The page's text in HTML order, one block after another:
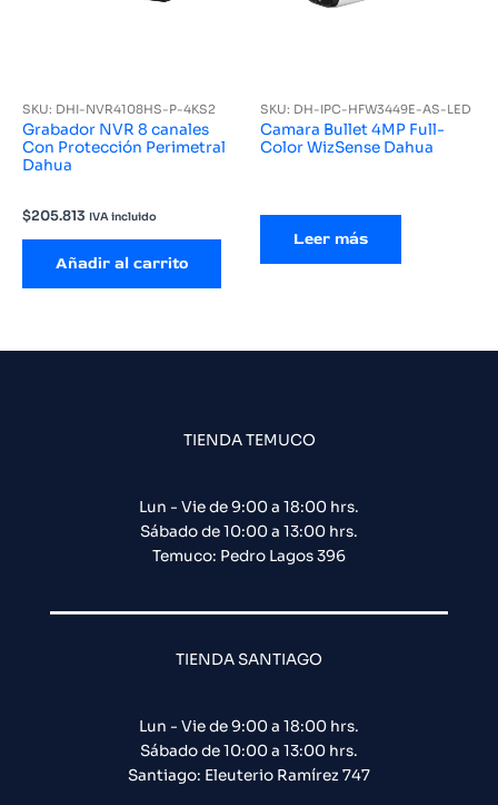
SKU: DHI-NVR4108HS-P-4KS2
Grabador NVR 8 canales
Con Protección Perimetral
Dahua
$205.813 IVA incluido
Añadir al carrito
SKU: DH-IPC-HFW3449E-AS-LED
Camara Bullet 4MP Full-
Color WizSense Dahua
Leer más
TIENDA TEMUCO
Lun - Vie de 9:00 a 18:00 hrs.
Sábado de 10:00 a 13:00 hrs.
Temuco: Pedro Lagos 396
TIENDA SANTIAGO
Lun - Vie de 9:00 a 18:00 hrs.
Sábado de 10:00 a 13:00 hrs.
Santiago: Eleuterio Ramírez 747​